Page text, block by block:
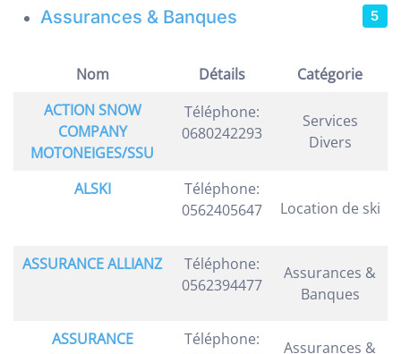
Assurances & Banques 5
Nom Détails
Catégorie
ACTION SNOW
COMPANY
MOTONEIGES/SSU
Téléphone:
0680242293
Services
Divers
ALSKI
Téléphone:
0562405647
Location de ski
ASSURANCE ALLIANZ
Téléphone:
0562394477
Assurances &
Banques
ASSURANCE
Téléphone:
Assurances &